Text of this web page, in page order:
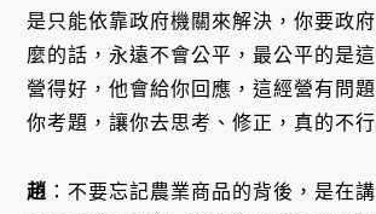
是只能依靠政府機關來解決，你要政
麼的話，永遠不會公平，最公平的是
營得好，他會給你回應，這經營有問
你考題，讓你去思考、修正，真的不行
趙 ：不要忘記農業商品的背後，是在